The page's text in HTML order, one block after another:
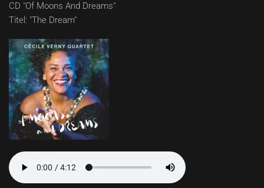
CD "Of Moons And Dreams"
Titel: "The Dream"